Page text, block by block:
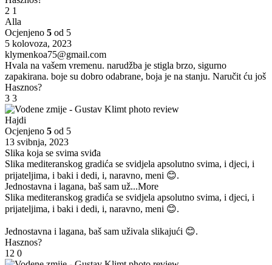
2 1
Alla
Ocjenjeno 5 od 5
5 kolovoza, 2023
klymenkoa75@gmail.com
Hvala na vašem vremenu. narudžba je stigla brzo, sigurno
zapakirana. boje su dobro odabrane, boja je na stanju. Naručit ću još
Hasznos?
3 3
Hajdi
Ocjenjeno 5 od 5
13 svibnja, 2023
Slika koja se svima sviđa
Slika mediteranskog gradića se svidjela apsolutno svima, i djeci, i
prijateljima, i baki i dedi, i, naravno, meni 😊.
Jednostavna i lagana, baš sam už...More
Slika mediteranskog gradića se svidjela apsolutno svima, i djeci, i
prijateljima, i baki i dedi, i, naravno, meni 😊.
Jednostavna i lagana, baš sam uživala slikajući 😊.
Hasznos?
12 0